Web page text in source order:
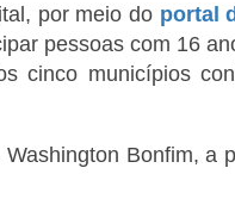
por meio do portal
pessoas com 16
cinco municípios
Bonfim, a